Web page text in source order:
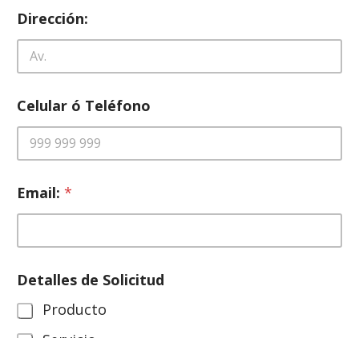
Dirección:
Celular ó Teléfono
Email: *
3
0
)
Detalles de Solicitud
Producto